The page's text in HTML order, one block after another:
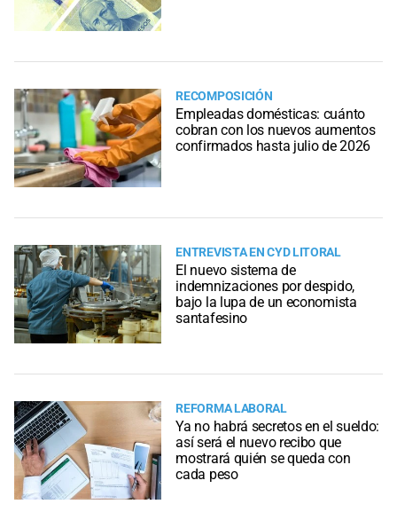
RECOMPOSICIÓN
Empleadas domésticas: cuánto
cobran con los nuevos aumentos
confirmados hasta julio de 2026
ENTREVISTA EN CYD LITORAL
El nuevo sistema de
indemnizaciones por despido,
bajo la lupa de un economista
santafesino
REFORMA LABORAL
Ya no habrá secretos en el sueldo:
así será el nuevo recibo que
mostrará quién se queda con
cada peso